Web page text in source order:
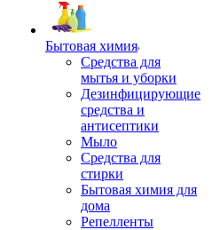
Бытовая химия
Средства для
мытья и уборки
Дезинфицирующие
средства и
антисептики
Мыло
Средства для
стирки
Бытовая химия для
дома
Репелленты